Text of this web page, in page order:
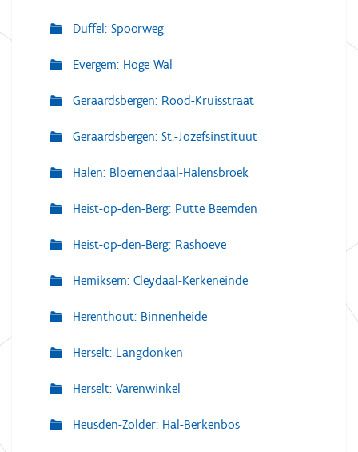
Duffel: Spoorweg
Evergem: Hoge Wal
Geraardsbergen: Rood-Kruisstraat
Geraardsbergen: St.-Jozefsinstituut
Halen: Bloemendaal-Halensbroek
Heist-op-den-Berg: Putte Beemden
Heist-op-den-Berg: Rashoeve
Hemiksem: Cleydaal-Kerkeneinde
Herenthout: Binnenheide
Herselt: Langdonken
Herselt: Varenwinkel
Heusden-Zolder: Hal-Berkenbos